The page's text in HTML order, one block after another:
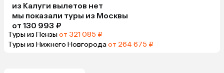
из Калуги вылетов нет
мы показали туры из Москвы
от 130 993 ₽
Туры из Пензыот 321 085 ₽
Туры из Нижнего Новгородаот 264 675 ₽